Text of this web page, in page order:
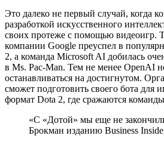
Это далеко не первый случай, когда
разработкой искусственного
своих протеже с помощью видеоигр.
компании Google преуспел в
2, а команда Microsoft AI добилась
в Ms. Pac-Man. Тем не менее OpenAI
останавливаться на достигнутом.
сможет подготовить своего бота для
формат Dota 2, где сражаются
«С «Дотой» мы еще не
Брокман изданию Business